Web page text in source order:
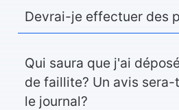
Devrai-je effectuer des
Qui saura que j'ai
de faillite? Un avis
le journal?